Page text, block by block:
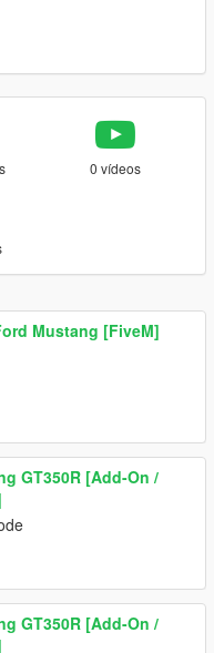
0 vídeos
Mustang [FiveM]
GT350R [Add-On /
GT350R [Add-On /